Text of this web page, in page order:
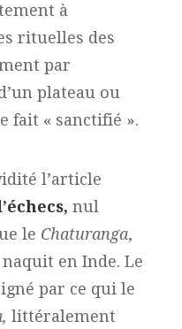
à
rituelles des
par
plateau ou
fait « sanctifié ».
l’article
nul
le Chaturanga,
en Inde. Le
par ce qui le
littéralement